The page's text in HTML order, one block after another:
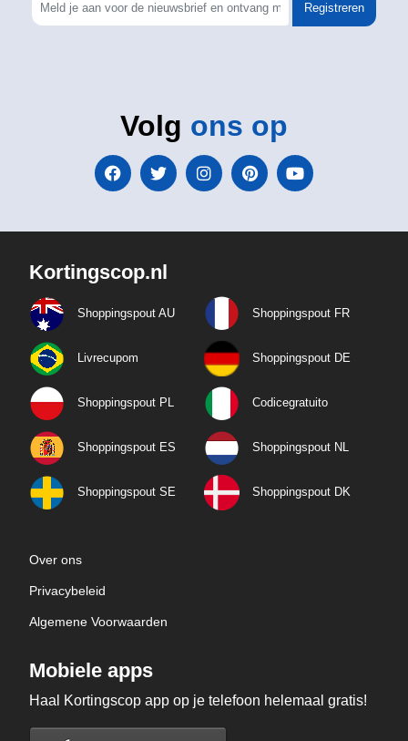
Registreren
Volg ons op
Kortingscop.nl
Shoppingspout AU Shoppingspout FR
Livrecupom Shoppingspout DE
Shoppingspout PL Codicegratuito
Shoppingspout ES Shoppingspout NL
Shoppingspout SE Shoppingspout DK
Over ons
Privacybeleid
Algemene Voorwaarden
Mobiele apps
Haal Kortingscop app op je telefoon helemaal gratis!